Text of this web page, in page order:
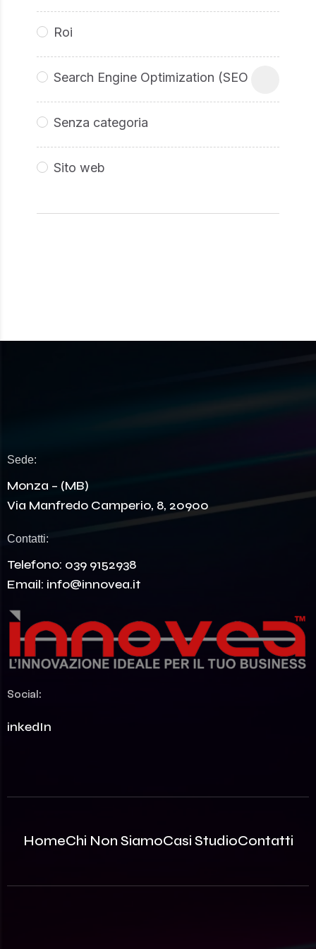
Roi
Search Engine Optimization (SEO
Senza categoria
Sito web
Sede:
Monza – (MB)
Via Manfredo Camperio, 8, 20900
Contatti:
Telefono: 039 9152938
Email: info@innovea.it
Social:
LinkedIn
HomeChi Non SiamoCasi StudioContatti